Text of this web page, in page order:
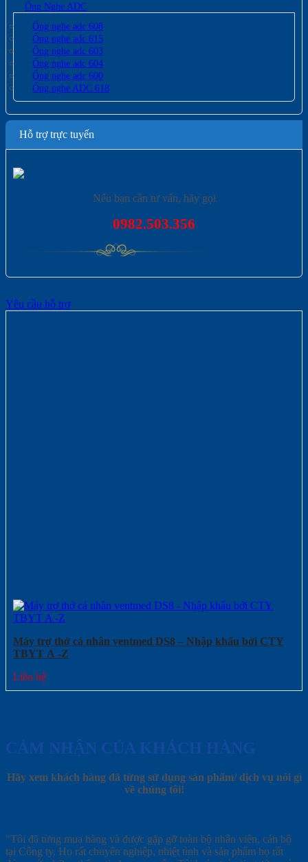
Ống Nghe ADC
Ống nghe adc 608
Ống nghe adc 615
Ống nghe adc 603
Ống nghe adc 604
Ống nghe adc 600
Ống nghe ADC 618
Hỗ trợ trực tuyến
Nếu bạn cần tư vấn, hãy gọi
0982.503.356
Yêu cầu hỗ trợ
Máy trợ thở cá nhân ventmed DS8 – Nhập khẩu bởi CTY
TBYT A -Z
Liên hệ
CẢM NHẬN CỦA KHÁCH HÀNG
Hãy xem khách hàng đã từng sử dụng sản phẩm/ dịch vụ nói gì
về chúng tôi!
"Tôi đã từng mua hàng và được gặp gỡ toàn bộ nhân viên, cán bộ
tại Công ty. Họ rất chuyên nghiệp, nhiệt tình và sản phẩm họ rất